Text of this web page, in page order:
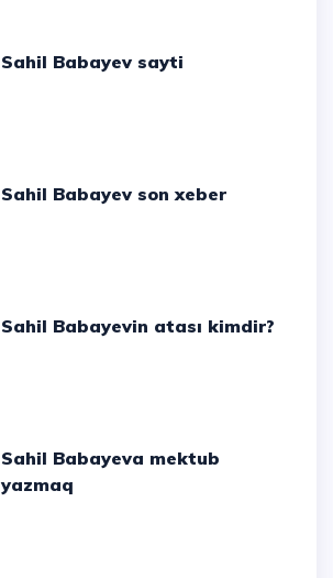
Sahil Babayev sayti
Sahil Babayev son xeber
Sahil Babayevin atası kimdir?
Sahil Babayeva mektub
yazmaq